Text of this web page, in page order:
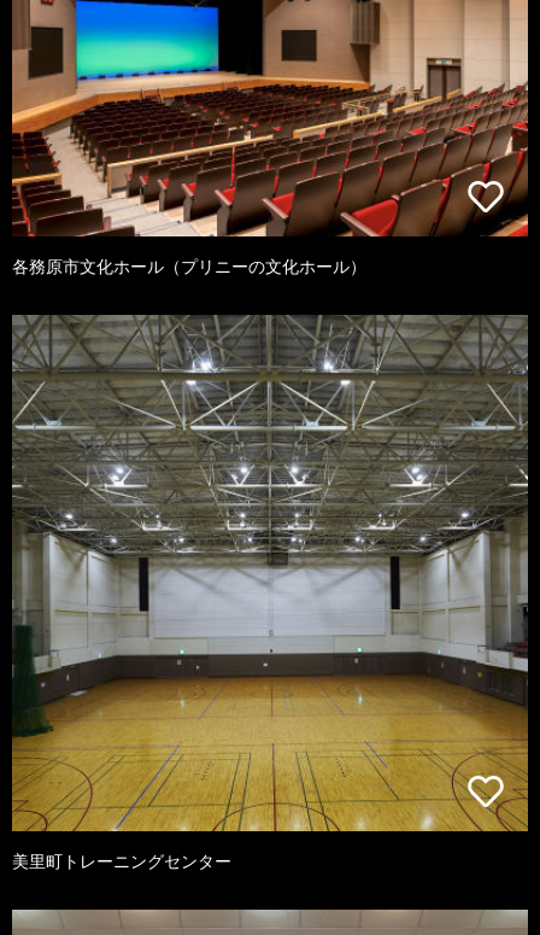
各務原市文化ホール（プリニーの文化ホール）
美里町トレーニングセンター